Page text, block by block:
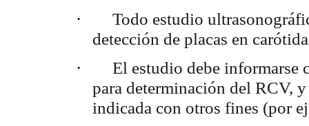
·
Todo estudio
detección de placas en
·
El estudio debe informarse
para determinación del RCV,
indicada con otros fines (por